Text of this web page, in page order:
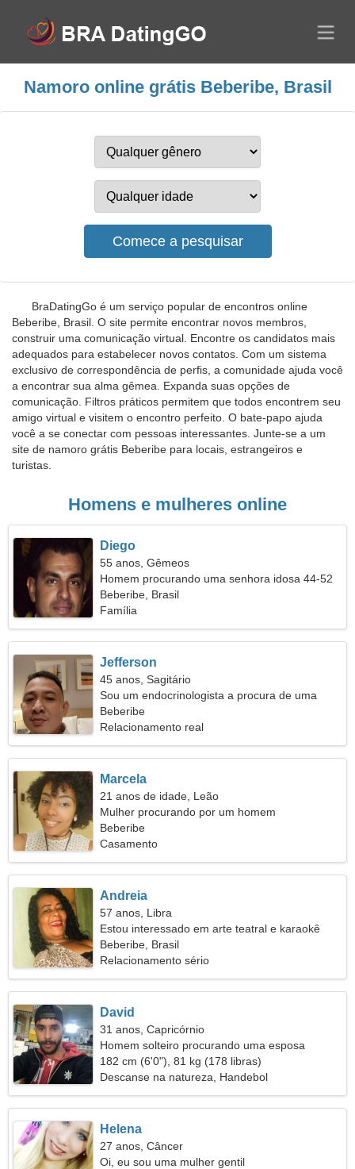
Namoro online grátis Beberibe, Brasil
BraDatingGo é um serviço popular de encontros online
Beberibe, Brasil. O site permite encontrar novos membros,
construir uma comunicação virtual. Encontre os candidatos mais
adequados para estabelecer novos contatos. Com um sistema
exclusivo de correspondência de perfis, a comunidade ajuda você
a encontrar sua alma gêmea. Expanda suas opções de
comunicação. Filtros práticos permitem que todos encontrem seu
amigo virtual e visitem o encontro perfeito. O bate-papo ajuda
você a se conectar com pessoas interessantes. Junte-se a um
site de namoro grátis Beberibe para locais, estrangeiros e
turistas.
Homens e mulheres online
Diego
55 anos, Gêmeos
Homem procurando uma senhora idosa 44-52
Beberibe, Brasil
Família
Jefferson
45 anos, Sagitário
Sou um endocrinologista a procura de uma
mulher emocional
Beberibe
Relacionamento real
Marcela
21 anos de idade, Leão
Mulher procurando por um homem
Beberibe
Casamento
Andreia
57 anos, Libra
Estou interessado em arte teatral e karaokê
Beberibe, Brasil
Relacionamento sério
David
31 anos, Capricórnio
Homem solteiro procurando uma esposa
182 cm (6'0"), 81 kg (178 libras)
Descanse na natureza, Handebol
Helena
27 anos, Câncer
Oi, eu sou uma mulher gentil